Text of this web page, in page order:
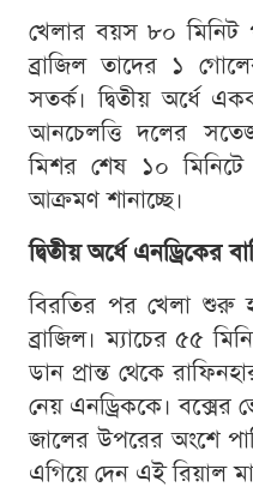
খেলার বয়স ৮০ মিনিট
ব্রাজিল তাদের ১
সতর্ক। দ্বিতীয় অর্ধে
আনচেলত্তি দলের
মিশর শেষ ১০
আক্রমণ শানাচ্ছে।
দ্বিতীয় অর্ধে এনড্রিকের
বিরতির পর খেলা শুরু
ব্রাজিল। ম্যাচের ৫৫
ডান প্রান্ত থেকে
নেয় এনড্রিককে।
জালের উপরের অংশে
এগিয়ে দেন এই রিয়াল